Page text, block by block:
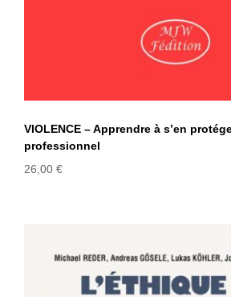
VIOLENCE – Apprendre à s’en
professionnel
26,00 €